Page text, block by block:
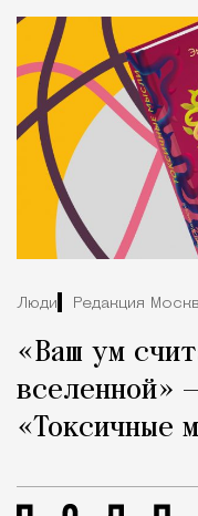
Люди Редакция
«Ваш ум
вселенной»
«Токсичные